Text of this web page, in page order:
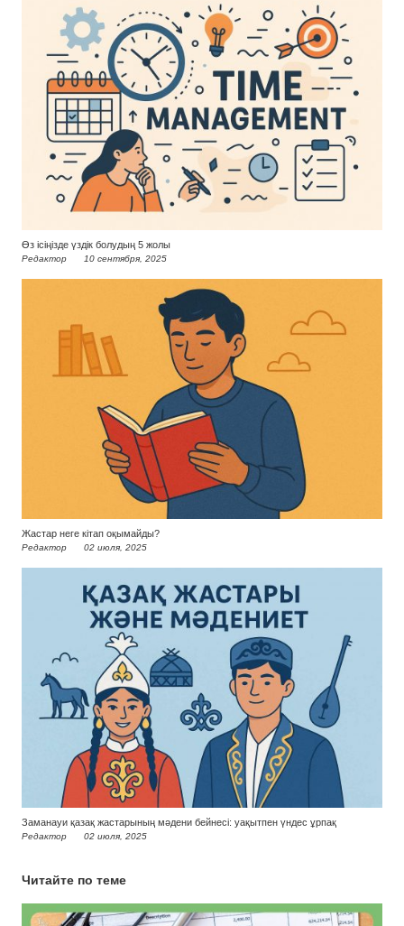
Өз ісіңізде үздік болудың 5 жолы
Редактор 10 сентября, 2025
Жастар неге кітап оқымайды?
Редактор 02 июля, 2025
Заманауи қазақ жастарының мәдени бейнесі: уақытпен үндес ұрпақ
Редактор 02 июля, 2025
Читайте по теме